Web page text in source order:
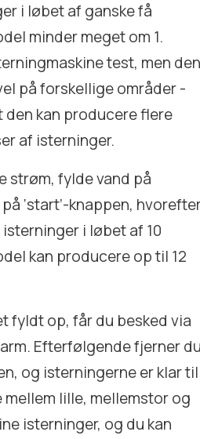
i løbet af ganske få
minder meget om 1.
test, men
på forskellige områder -
den kan producere flere
af isterninger.
strøm, fylde vand på
‘start’-knappen,
i løbet af 10
kan producere op til 12
fyldt op, får du besked via
Efterfølgende fjerner
og isterningerne er klar til
mellem lille, mellemstor og
isterninger, og du kan